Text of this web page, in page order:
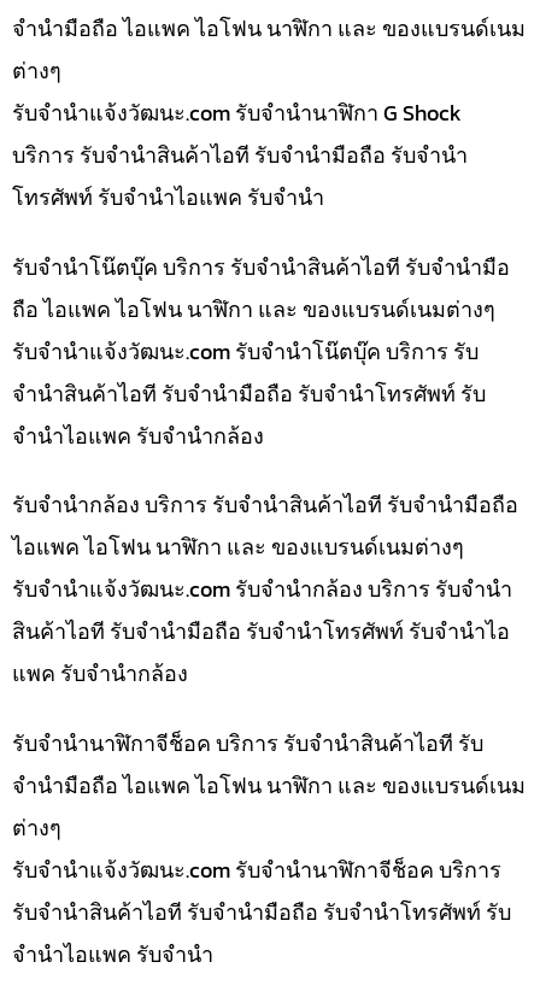
จำนำมือถือ ไอแพค ไอโฟน นาฬิกา และ ของแบรนด์เนม
ต่างๆ
รับจํานําแจ้งวัฒนะ.com รับจำนำนาฬิกา G Shock
บริการ รับจำนำสินค้าไอที รับจำนำมือถือ รับจำนำ
โทรศัพท์ รับจำนำไอแพค รับจำนำ
รับจำนำโน๊ตบุ๊ค บริการ รับจำนำสินค้าไอที รับจำนำมือ
ถือ ไอแพค ไอโฟน นาฬิกา และ ของแบรนด์เนมต่างๆ
รับจํานําแจ้งวัฒนะ.com รับจำนำโน๊ตบุ๊ค บริการ รับ
จำนำสินค้าไอที รับจำนำมือถือ รับจำนำโทรศัพท์ รับ
จำนำไอแพค รับจำนำกล้อง
รับจำนำกล้อง บริการ รับจำนำสินค้าไอที รับจำนำมือถือ
ไอแพค ไอโฟน นาฬิกา และ ของแบรนด์เนมต่างๆ
รับจํานําแจ้งวัฒนะ.com รับจำนำกล้อง บริการ รับจำนำ
สินค้าไอที รับจำนำมือถือ รับจำนำโทรศัพท์ รับจำนำไอ
แพค รับจำนำกล้อง
รับจำนำนาฬิกาจีช็อค บริการ รับจำนำสินค้าไอที รับ
จำนำมือถือ ไอแพค ไอโฟน นาฬิกา และ ของแบรนด์เนม
ต่างๆ
รับจํานําแจ้งวัฒนะ.com รับจำนำนาฬิกาจีช็อค บริการ
รับจำนำสินค้าไอที รับจำนำมือถือ รับจำนำโทรศัพท์ รับ
จำนำไอแพค รับจำนำ